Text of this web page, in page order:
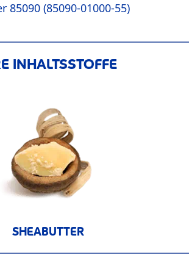
85090 (85090-01000-55)
INHALTSSTOFFE
SHEABUTTER